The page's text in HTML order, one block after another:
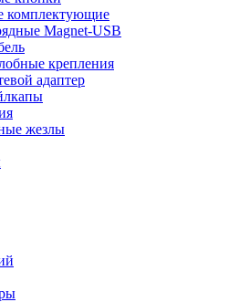
комплектующие
Magnet-USB
крепления
адаптер
жезлы